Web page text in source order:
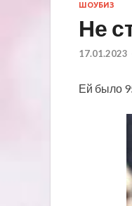
ШОУБИЗ
Не
17.01.2023
Ей было